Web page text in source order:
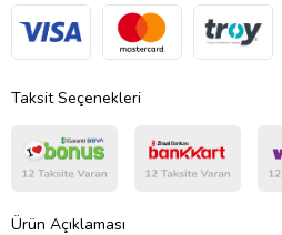
Taksit Seçenekleri
Ürün Açıklaması